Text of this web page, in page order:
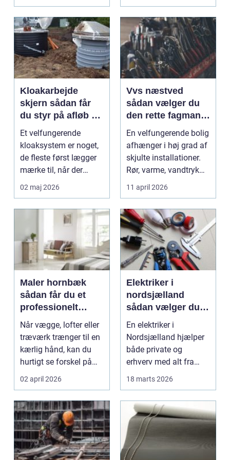
Kloakarbejde
skjern sådan får
du styr på afløb og
kloak
Et velfungerende
kloaksystem er noget,
de fleste først lægger
mærke til, når der
opstår problemer. L...
02 maj 2026
Vvs næstved
sådan vælger du
den rette fagmand
til vand, varme og
energi
En velfungerende bolig
afhænger i høj grad af
skjulte installationer.
Rør, varme, vandtryk
og afløb ...
11 april 2026
Maler hornbæk
sådan får du et
professionelt
resultat hver gang
Når vægge, lofter eller
træværk trænger til en
kærlig hånd, kan du
hurtigt se forskel på
gør-det-sel...
02 april 2026
Elektriker i
nordsjælland
sådan vælger du
den rette fagmand
En elektriker i
Nordsjælland hjælper
både private og
erhverv med alt fra
små reparationer til
18 marts 2026